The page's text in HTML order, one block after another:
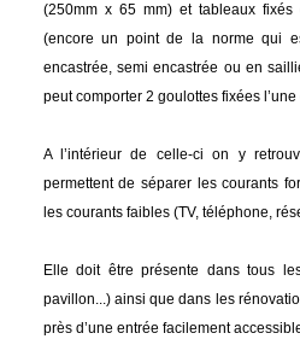
(250mm x 65 mm) et tableaux fixés
(encore un point de la norme qui
encastrée, semi encastrée ou en
peut comporter 2 goulottes fixées l’une
A l’intérieur de celle-ci on y
permettent de séparer les courants
les courants faibles (TV, téléphone,
Elle doit être présente dans tous
pavillon...) ainsi que dans les
près d’une entrée facilement